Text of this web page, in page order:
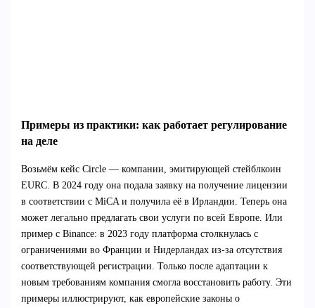
Примеры из практики: как работает регулирование
на деле
Возьмём кейс Circle — компании, эмитирующей стейблкоин
EURC. В 2024 году она подала заявку на получение лицензии
в соответствии с MiCA и получила её в Ирландии. Теперь она
может легально предлагать свои услуги по всей Европе. Или
пример с Binance: в 2023 году платформа столкнулась с
ограничениями во Франции и Нидерландах из-за отсутствия
соответствующей регистрации. Только после адаптации к
новым требованиям компания смогла восстановить работу. Эти
примеры иллюстрируют, как европейские законы о